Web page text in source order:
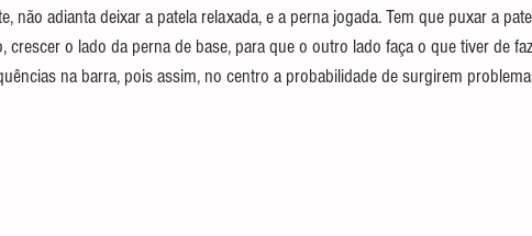
não adianta deixar a patela relaxada, e a perna jogada. Tem que puxar a
crescer o lado da perna de base, para que o outro lado faça o que tiver de
na barra, pois assim, no centro a probabilidade de surgirem